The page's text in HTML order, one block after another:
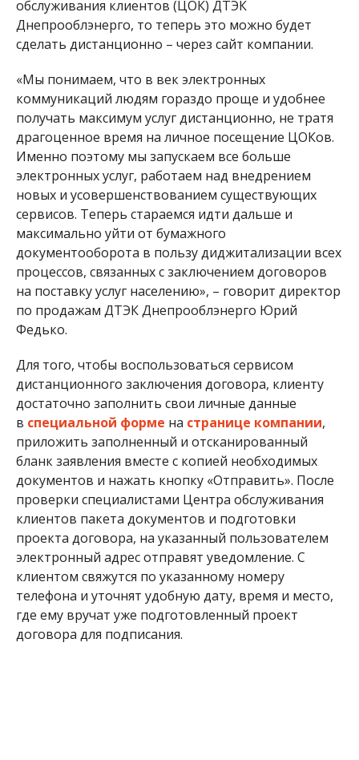
«Мы понимаем, что в век электронных
коммуникаций людям гораздо проще и удобнее
драгоценное время на личное посещение ЦОКов.
Именно поэтому мы запускаем все больше
электронных услуг, работаем над внедрением
новых и усовершенствованием существующих
сервисов. Теперь стараемся идти дальше и
максимально уйти от бумажного
документооборота в пользу диджитализации всех
процессов, связанных с заключением договоров
на поставку услуг населению», – говорит директор
по продажам ДТЭК Днепрооблэнерго Юрий
Федько.
Для того, чтобы воспользоваться сервисом
дистанционного заключения договора, клиенту
вспециальной форменастранице компании
приложить заполненный и отсканированный
бланк заявления вместе с копией необходимых
документов и нажать кнопку «Отправить». После
проверки специалистами Центра обслуживания
клиентов пакета документов и подготовки
проекта договора, на указанный пользователем
электронный адрес отправят уведомление. С
клиентом свяжутся по указанному номеру
телефона и уточнят удобную дату, время и место,
где ему вручат уже подготовленный проект
договора для подписания.